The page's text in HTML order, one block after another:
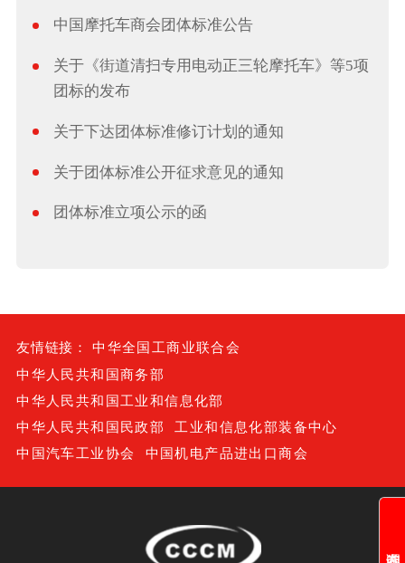
中国摩托车商会团体标准公告
关于《街道清扫专用电动正三轮摩托车》等5项
团标的发布
关于下达团体标准修订计划的通知
关于团体标准公开征求意见的通知
团体标准立项公示的函
友情链接：
中华全国工商业联合会
中华人民共和国商务部
中华人民共和国工业和信息化部
中华人民共和国民政部
工业和信息化部装备中心
中国汽车工业协会
中国机电产品进出口商会